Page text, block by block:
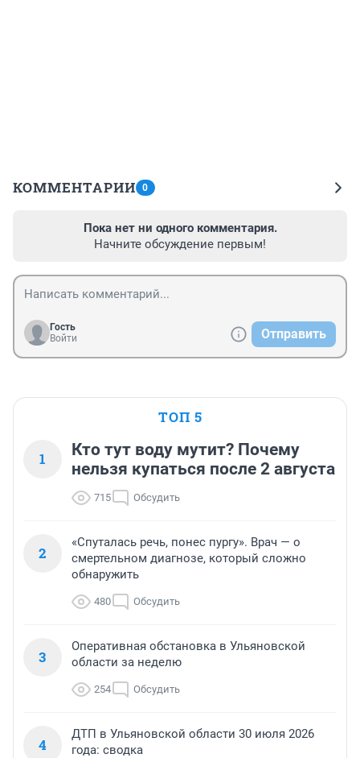
КОММЕНТАРИИ 0
Пока нет ни одного комментария.
Начните обсуждение первым!
Гость
Войти
Отправить
ТОП 5
1
Кто тут воду мутит? Почему
нельзя купаться после 2 августа
715 Обсудить
2
«Спуталась речь, понес пургу». Врач — о
смертельном диагнозе, который сложно
обнаружить
480 Обсудить
3
Оперативная обстановка в Ульяновской
области за неделю
254 Обсудить
4
ДТП в Ульяновской области 30 июля 2026
года: сводка